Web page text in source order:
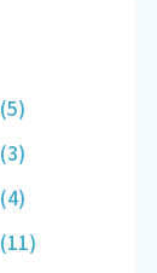
(5)
(3)
(4)
(11)